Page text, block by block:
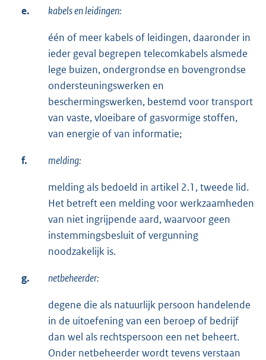
e. kabels en leidingen:
één of meer kabels of leidingen, daaronder in
ieder geval begrepen telecomkabels alsmede
lege buizen, ondergrondse en bovengrondse
ondersteuningswerken en
beschermingswerken, bestemd voor transport
van vaste, vloeibare of gasvormige stoffen,
van energie of van informatie;
f. melding:
melding als bedoeld in artikel 2.1, tweede lid.
Het betreft een melding voor werkzaamheden
van niet ingrijpende aard, waarvoor geen
instemmingsbesluit of vergunning
noodzakelijk is.
g. netbeheerder:
degene die als natuurlijk persoon handelende
in de uitoefening van een beroep of bedrijf
dan wel als rechtspersoon een net beheert.
Onder netbeheerder wordt tevens verstaan